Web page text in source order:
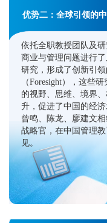
优势二：全球引领的
依托全职教授团队及
商业与管理问题进行
研究，形成了创新引
（Foresight），这些
的视野、思维、境界
升，促进了中国的经
曾鸣、陈龙、廖建文
战略官，在中国管理
见。